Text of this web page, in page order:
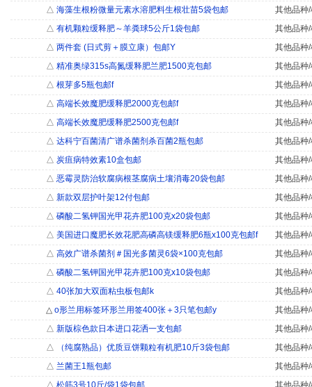
△ 海藻生根粉微量元素水溶肥料生根壮苗5袋包邮
其他品种
△ 有机颗粒缓释肥～羊粪球5公斤1袋包邮
其他品种
△ 两件套 (日式剪＋膜立康）包邮Y
其他品种
△ 精准奥绿315s高氮缓释肥兰肥1500克包邮
其他品种
△ 根芽多5瓶包邮f
其他品种
△ 高端长效魔肥缓释肥2000克包邮f
其他品种
△ 高端长效魔肥缓释肥2500克包邮f
其他品种
△ 达科宁百菌清广谱杀菌剂杀百菌2瓶包邮
其他品种
△ 炭疽病特效素10盒包邮
其他品种
△ 恶霉灵防治软腐病根茎腐病土壤消毒20袋包邮
其他品种
△ 新款双层护叶架12付包邮
其他品种
△ 磷酸二氢钾国光甲花卉肥100克x20袋包邮
其他品种
△ 美国进口魔肥长效花肥高磷高镁缓释肥6瓶x100克包邮f
其他品种
△ 高效广谱杀菌剂＃国光多菌灵6袋×100克包邮
其他品种
△ 磷酸二氢钾国光甲花卉肥100克x10袋包邮
其他品种
△ 40张加大双面粘虫板包邮k
其他品种
△ o形兰用标签环形兰用签400张＋3只笔包邮y
其他品种
△ 新版棕色款日本进口花洒一支包邮
其他品种
△ （纯腐熟品）优质豆饼颗粒有机肥10斤3袋包邮
其他品种
△ 兰菌王1瓶包邮
其他品种
△ 松筋3号10斤/袋1袋包邮
其他品种